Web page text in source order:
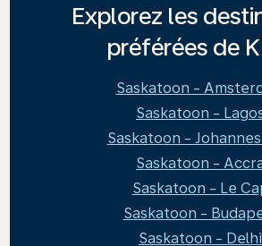
Explorez les
préférées de
Saskatoon -
Saskatoon -
Saskatoon -
Saskatoon -
Saskatoon - Le
Saskatoon -
Saskatoon - Delhi